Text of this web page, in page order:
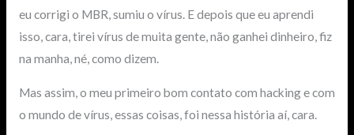
eu corrigi o MBR, sumiu o vírus. E depois que eu aprendi
isso, cara, tirei vírus de muita gente, não ganhei dinheiro, fiz
na manha, né, como dizem.
Mas assim, o meu primeiro bom contato com hacking e com
o mundo de vírus, essas coisas, foi nessa história aí, cara.